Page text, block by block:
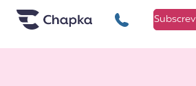
Chapka Seguro+351 800 50 01 71